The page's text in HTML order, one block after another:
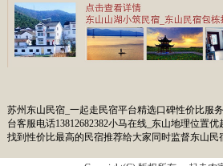
苏州东山民宿_一起走民宿平台精选口碑性价比服
台客服电话13812682382小马在线_东山地理位置优
找到性价比最高的民宿推荐给大家同时监督东山民